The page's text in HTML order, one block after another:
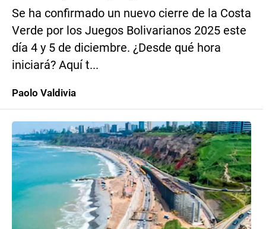
Se ha confirmado un nuevo cierre de la Costa
Verde por los Juegos Bolivarianos 2025 este
día 4 y 5 de diciembre. ¿Desde qué hora
iniciará? Aquí t...
Paolo Valdivia